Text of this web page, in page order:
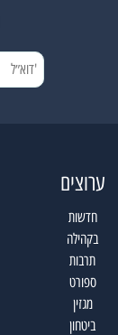
ערוצים
חדשות
בקהילה
תרבות
ספורט
מגזין
ביטחון